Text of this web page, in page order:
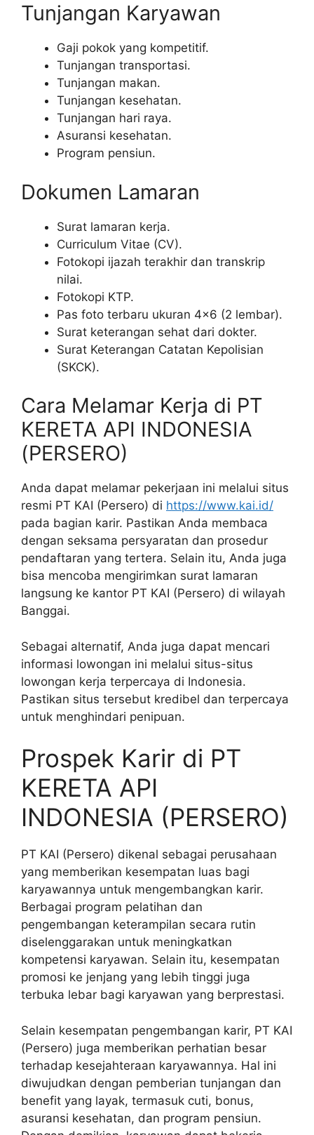
Tunjangan Karyawan
Gaji pokok yang kompetitif.
Tunjangan transportasi.
Tunjangan makan.
Tunjangan kesehatan.
Tunjangan hari raya.
Asuransi kesehatan.
Program pensiun.
Dokumen Lamaran
Surat lamaran kerja.
Curriculum Vitae (CV).
Fotokopi ijazah terakhir dan transkrip
nilai.
Fotokopi KTP.
Pas foto terbaru ukuran 4×6 (2 lembar).
Surat keterangan sehat dari dokter.
Surat Keterangan Catatan Kepolisian
(SKCK).
Cara Melamar Kerja di PT
KERETA API INDONESIA
(PERSERO)
Anda dapat melamar pekerjaan ini melalui situs
resmi PT KAI (Persero) di https://www.kai.id/
pada bagian karir. Pastikan Anda membaca
dengan seksama persyaratan dan prosedur
pendaftaran yang tertera. Selain itu, Anda juga
bisa mencoba mengirimkan surat lamaran
langsung ke kantor PT KAI (Persero) di wilayah
Banggai.
Sebagai alternatif, Anda juga dapat mencari
informasi lowongan ini melalui situs-situs
lowongan kerja terpercaya di Indonesia.
Pastikan situs tersebut kredibel dan terpercaya
untuk menghindari penipuan.
Prospek Karir di PT
KERETA API
INDONESIA (PERSERO)
PT KAI (Persero) dikenal sebagai perusahaan
yang memberikan kesempatan luas bagi
karyawannya untuk mengembangkan karir.
Berbagai program pelatihan dan
pengembangan keterampilan secara rutin
diselenggarakan untuk meningkatkan
kompetensi karyawan. Selain itu, kesempatan
promosi ke jenjang yang lebih tinggi juga
terbuka lebar bagi karyawan yang berprestasi.
Selain kesempatan pengembangan karir, PT KAI
(Persero) juga memberikan perhatian besar
terhadap kesejahteraan karyawannya. Hal ini
diwujudkan dengan pemberian tunjangan dan
benefit yang layak, termasuk cuti, bonus,
asuransi kesehatan, dan program pensiun.